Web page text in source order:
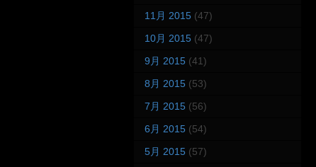
11月 2015 (47)
10月 2015 (47)
9月 2015 (41)
8月 2015 (53)
7月 2015 (56)
6月 2015 (54)
5月 2015 (57)